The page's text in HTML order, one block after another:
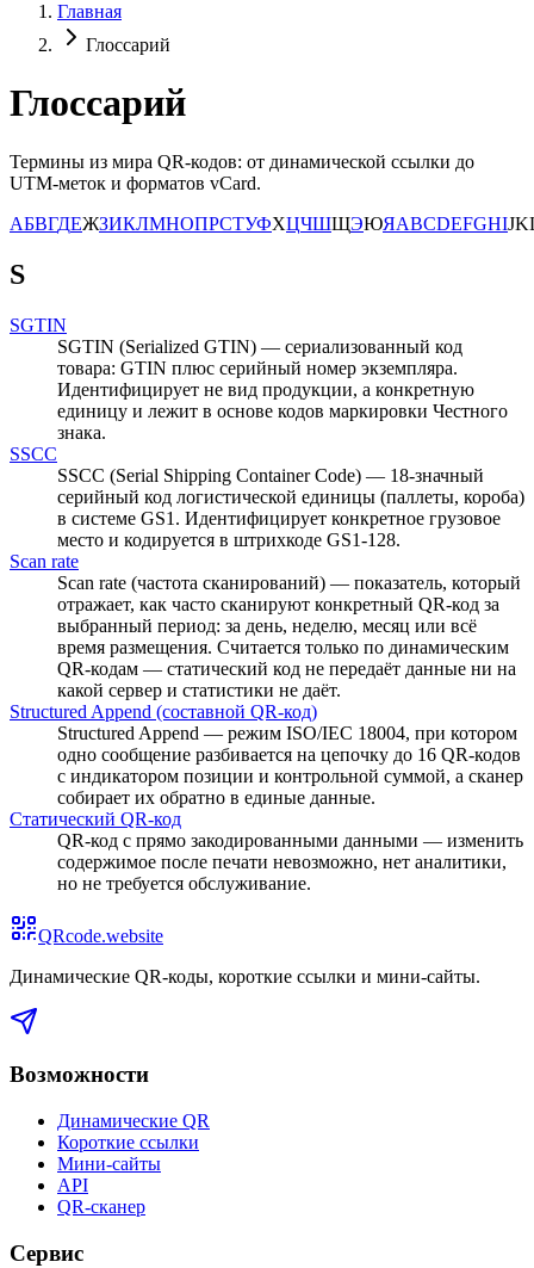
Главная
Глоссарий
Глоссарий
Термины из мира QR-кодов: от динамической ссылки до
UTM-меток и форматов vCard.
АБВГДЕЖЗИКЛМНОПРСТУФХЦЧШЩЭЮЯABCDEFGHIJK
S
SGTIN
SGTIN (Serialized GTIN) — сериализованный код
товара: GTIN плюс серийный номер экземпляра.
Идентифицирует не вид продукции, а конкретную
единицу и лежит в основе кодов маркировки Честного
знака.
SSCC
SSCC (Serial Shipping Container Code) — 18-значный
серийный код логистической единицы (паллеты, короба)
в системе GS1. Идентифицирует конкретное грузовое
место и кодируется в штрихкоде GS1-128.
Scan rate
Scan rate (частота сканирований) — показатель, который
отражает, как часто сканируют конкретный QR-код за
выбранный период: за день, неделю, месяц или всё
время размещения. Считается только по динамическим
QR-кодам — статический код не передаёт данные ни на
какой сервер и статистики не даёт.
Structured Append (составной QR-код)
Structured Append — режим ISO/IEC 18004, при котором
одно сообщение разбивается на цепочку до 16 QR-кодов
с индикатором позиции и контрольной суммой, а сканер
собирает их обратно в единые данные.
Статический QR-код
QR-код с прямо закодированными данными — изменить
содержимое после печати невозможно, нет аналитики,
но не требуется обслуживание.
QRcode.website
Динамические QR-коды, короткие ссылки и мини-сайты.
Возможности
Динамические QR
Короткие ссылки
Мини-сайты
API
QR-сканер
Сервис